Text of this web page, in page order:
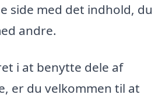
side med det indhold, du
andre.
i at benytte dele af
er du velkommen til at